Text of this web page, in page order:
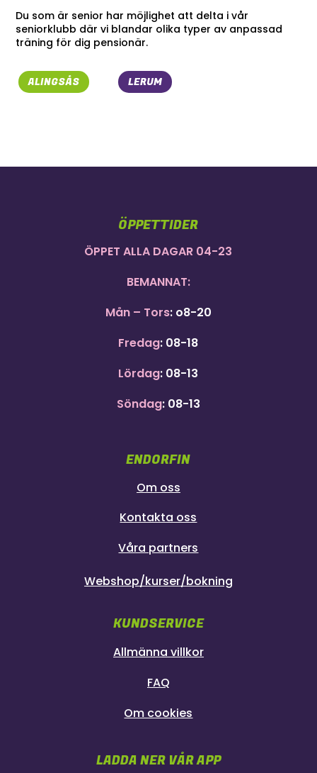
Du som är senior har möjlighet att delta i vår
seniorklubb där vi blandar olika typer av anpassad
träning för dig pensionär.
ALINGSÅS LERUM
ÖPPETTIDER
ÖPPET ALLA DAGAR 04-23
BEMANNAT:
Mån – Tors: o8-20
Fredag: 08-18
Lördag: 08-13
Söndag: 08-13
ENDORFIN
Om oss
Kontakta oss
Våra partners
Webshop/kurser/bokning
KUNDSERVICE
Allmänna villkor
FAQ
Om cookies
LADDA NER VÅR APP